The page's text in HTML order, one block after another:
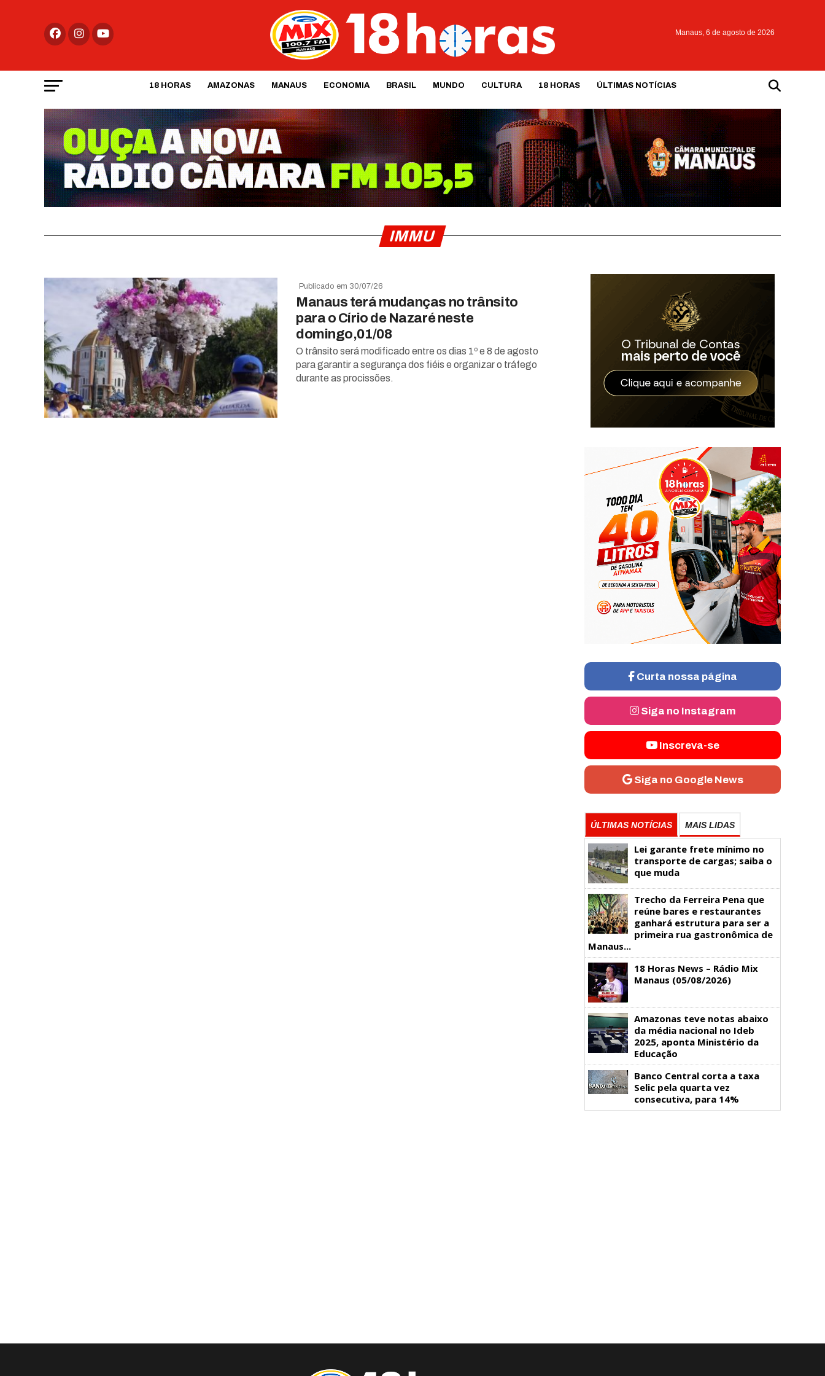
Manaus, 6 de agosto de 2026
18 HORAS AMAZONAS MANAUS ECONOMIA BRASIL MUNDO CULTURA 18 HORAS ÚLTIMAS NOTÍCIAS
IMMU
Publicado em 30/07/26
Manaus terá mudanças no trânsito
para o Círio de Nazaré neste
domingo,01/08
O trânsito será modificado entre os dias 1º e 8 de agosto
para garantir a segurança dos fiéis e organizar o tráfego
durante as procissões.
Curta nossa página
Siga no Instagram
Inscreva-se
Siga no Google News
ÚLTIMAS NOTÍCIAS MAIS LIDAS
Lei garante frete mínimo no
transporte de cargas; saiba o
que muda
Trecho da Ferreira Pena que
reúne bares e restaurantes
ganhará estrutura para ser a
primeira rua gastronômica de
Manaus...
18 Horas News​​​​​​​​​​​​ – Rádio Mix
Manaus (05/08/2026)
Amazonas teve notas abaixo
da média nacional no Ideb
2025, aponta Ministério da
Educação
Banco Central corta a taxa
Selic pela quarta vez
consecutiva, para 14%